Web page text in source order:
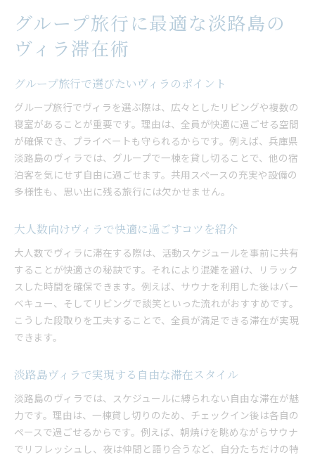
グループ旅行に最適な淡路島の
ヴィラ滞在術
グループ旅行で選びたいヴィラのポイント
グループ旅行でヴィラを選ぶ際は、広々としたリビングや複数の
寝室があることが重要です。理由は、全員が快適に過ごせる空間
が確保でき、プライベートも守られるからです。例えば、兵庫県
淡路島のヴィラでは、グループで一棟を貸し切ることで、他の宿
泊客を気にせず自由に過ごせます。共用スペースの充実や設備の
多様性も、思い出に残る旅行には欠かせません。
大人数向けヴィラで快適に過ごすコツを紹介
大人数でヴィラに滞在する際は、活動スケジュールを事前に共有
することが快適さの秘訣です。それにより混雑を避け、リラック
スした時間を確保できます。例えば、サウナを利用した後はバー
ベキュー、そしてリビングで談笑といった流れがおすすめです。
こうした段取りを工夫することで、全員が満足できる滞在が実現
できます。
淡路島ヴィラで実現する自由な滞在スタイル
淡路島のヴィラでは、スケジュールに縛られない自由な滞在が魅
力です。理由は、一棟貸し切りのため、チェックイン後は各自の
ペースで過ごせるからです。例えば、朝焼けを眺めながらサウナ
でリフレッシュし、夜は仲間と語り合うなど、自分たちだけの特